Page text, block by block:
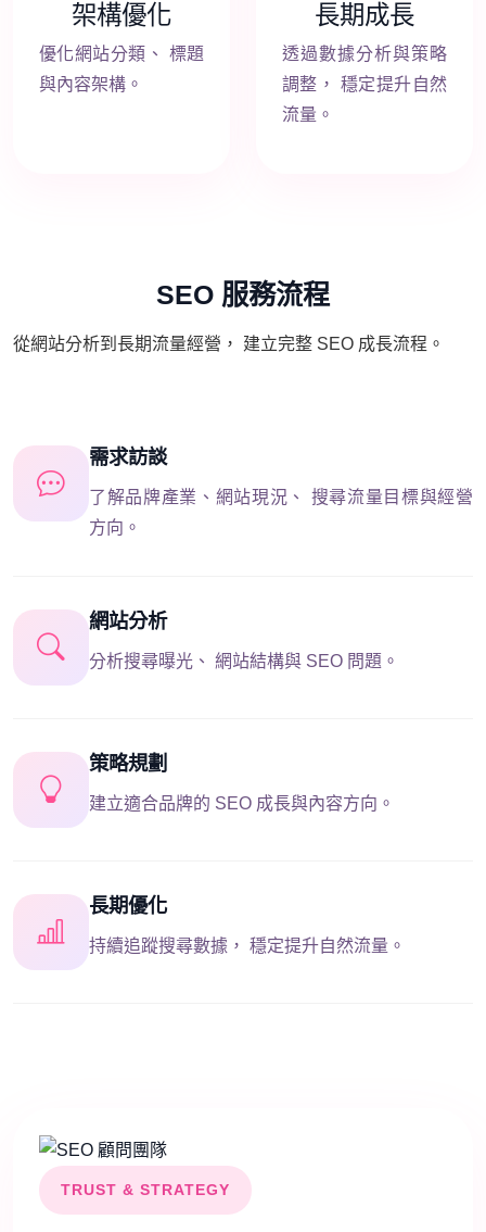
架構優化
優化網站分類、 標題
與內容架構。
長期成長
透過數據分析與策略
調整， 穩定提升自然
流量。
SEO 服務流程
從網站分析到長期流量經營， 建立完整 SEO 成長流程。
需求訪談
了解品牌產業、網站現況、 搜尋流量目標與經營
方向。
網站分析
分析搜尋曝光、 網站結構與 SEO 問題。
策略規劃
建立適合品牌的 SEO 成長與內容方向。
長期優化
持續追蹤搜尋數據， 穩定提升自然流量。
TRUST & STRATEGY